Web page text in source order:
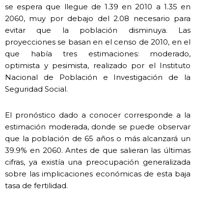
se espera que llegue de 1.39 en 2010 a 1.35 en
2060, muy por debajo del 2.08 necesario para
evitar que la población disminuya. Las
proyecciones se basan en el censo de 2010, en el
que había tres estimaciones: moderado,
optimista y pesimista, realizado por el Instituto
Nacional de Población e Investigación de la
Seguridad Social.
El pronóstico dado a conocer corresponde a la
estimación moderada, donde se puede observar
que la población de 65 años o más alcanzará un
39.9% en 2060. Antes de que salieran las últimas
cifras, ya existía una preocupación generalizada
sobre las implicaciones económicas de esta baja
tasa de fertilidad.